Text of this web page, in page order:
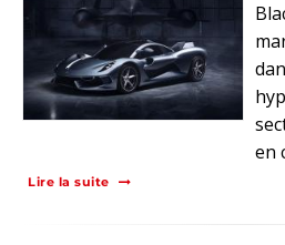
en
Lire la suite